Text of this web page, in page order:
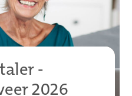
-
2026